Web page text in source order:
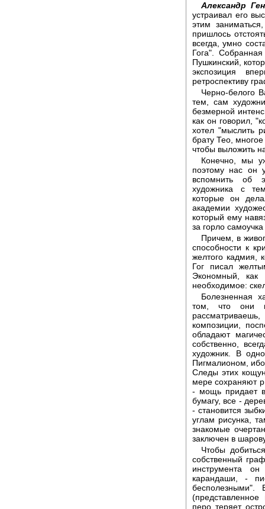
Александр
устраивал его
этим
пришлось
всегда, умно
Гога".
Пушкинский,
экспозиция
ретроспективу
Черно-белого
тем, сам
безмерной
как он говорил,
хотел "мыслить
брату Тео,
чтобы выложить
Конечно, мы
поэтому нас он
вспомнить об
художника с
которые он
академии
который ему
за горло
Причем, в
способности к
желтого кадмия,
Гог писал
Экономный, как
необходимое:
Болезненная
том, что они
композиции,
обладают
собственно,
художник. В
Пигмалионом, ибо
Следы этих
мере сохраняют
- мощь придает
бумагу, все -
- становится
углам рисунка,
знакомые
заключен в
Чтобы
собственный
инструмента
карандаши, -
бесполезными".
(представленное
перо теряет